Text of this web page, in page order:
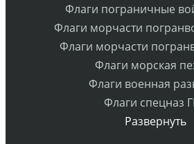
Флаги пограничные
Флаги морчасти
Флаги морчасти
Флаги морская
Флаги военная
Флаги спецназ
Развернуть